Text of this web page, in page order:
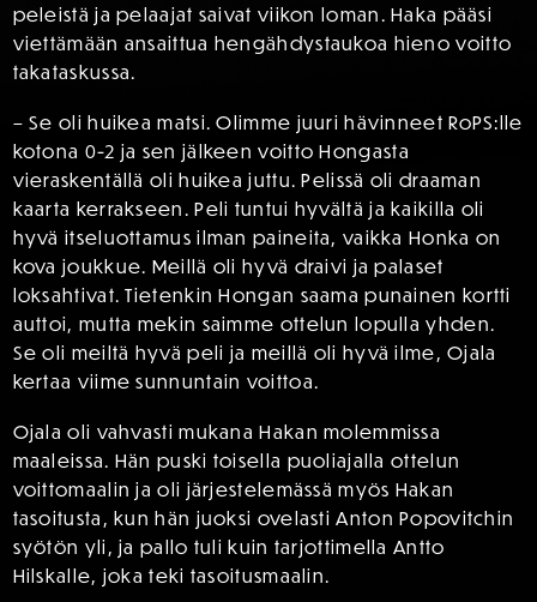
peleistä ja pelaajat saivat viikon loman. Haka pääsi
viettämään ansaittua hengähdystaukoa hieno voitto
takataskussa.
– Se oli huikea matsi. Olimme juuri hävinneet RoPS:lle
kotona 0-2 ja sen jälkeen voitto Hongasta
vieraskentällä oli huikea juttu. Pelissä oli draaman
kaarta kerrakseen. Peli tuntui hyvältä ja kaikilla oli
hyvä itseluottamus ilman paineita, vaikka Honka on
kova joukkue. Meillä oli hyvä draivi ja palaset
loksahtivat. Tietenkin Hongan saama punainen kortti
auttoi, mutta mekin saimme ottelun lopulla yhden.
Se oli meiltä hyvä peli ja meillä oli hyvä ilme, Ojala
kertaa viime sunnuntain voittoa.
Ojala oli vahvasti mukana Hakan molemmissa
maaleissa. Hän puski toisella puoliajalla ottelun
voittomaalin ja oli järjestelemässä myös Hakan
tasoitusta, kun hän juoksi ovelasti Anton Popovitchin
syötön yli, ja pallo tuli kuin tarjottimella Antto
Hilskalle, joka teki tasoitusmaalin.